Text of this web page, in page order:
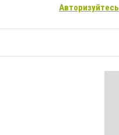
Авторизуйтесь